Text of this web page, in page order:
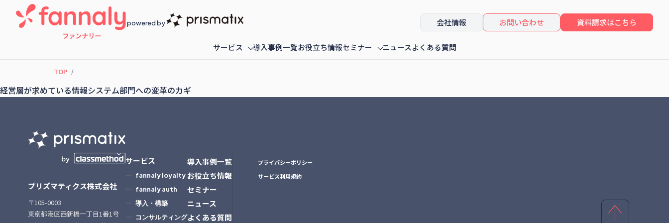
powered by 会社情報 お問い合わせ 資料請求はこちら
サービス 導入事例一覧お役立ち情報セミナー ニュースよくある質問
TOP
経営層が求めている情報システム部門への変革のカギ
プリズマティクス株式会社
〒105-0003
東京都港区西新橋一丁目1番1号
サービス
fannaly loyalty
fannaly auth
導入・構築
コンサルティング
導入事例一覧
お役立ち情報
セミナー
ニュース
よくある質問
プライバシーポリシー
サービス利用規約